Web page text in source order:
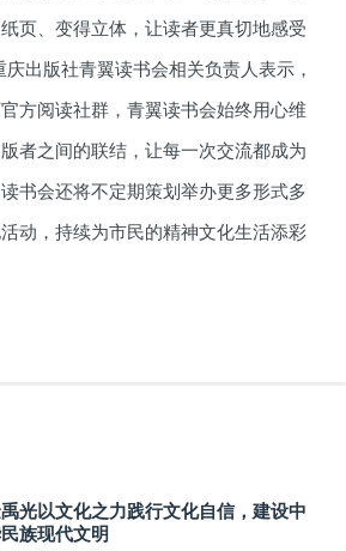
页、变得立体，让读者更真切地感受
出版社青翼读书会相关负责人表示，
方阅读社群，青翼读书会始终用心维
者之间的联结，让每一次交流都成为
书会还将不定期策划举办更多形式多
动，持续为市民的精神文化生活添彩
光以文化之力践行文化自信，建设中
族现代文明